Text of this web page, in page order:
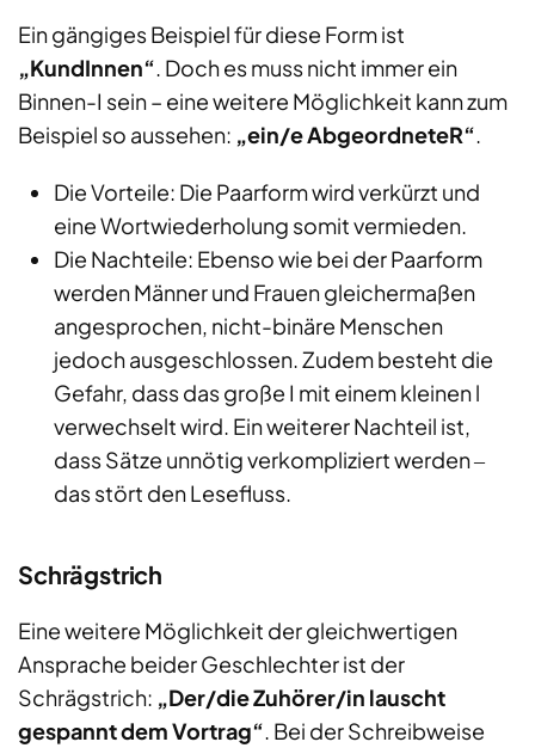
Ein gängiges Beispiel für diese Form ist
„KundInnen“. Doch es muss nicht immer ein
Binnen-I sein – eine weitere Möglichkeit kann zum
Beispiel so aussehen: „ein/e AbgeordneteR“.
Die Vorteile: Die Paarform wird verkürzt und
eine Wortwiederholung somit vermieden.
Die Nachteile: Ebenso wie bei der Paarform
werden Männer und Frauen gleichermaßen
angesprochen, nicht-binäre Menschen
jedoch ausgeschlossen. Zudem besteht die
Gefahr, dass das große I mit einem kleinen l
verwechselt wird. Ein weiterer Nachteil ist,
dass Sätze unnötig verkompliziert werden ‒
das stört den Lesefluss.
Schrägstrich
Eine weitere Möglichkeit der gleichwertigen
Ansprache beider Geschlechter ist der
Schrägstrich: „Der/die Zuhörer/in lauscht
gespannt dem Vortrag“. Bei der Schreibweise